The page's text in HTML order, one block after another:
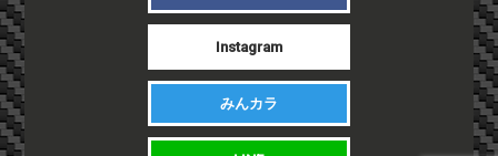
Instagram
みんカラ